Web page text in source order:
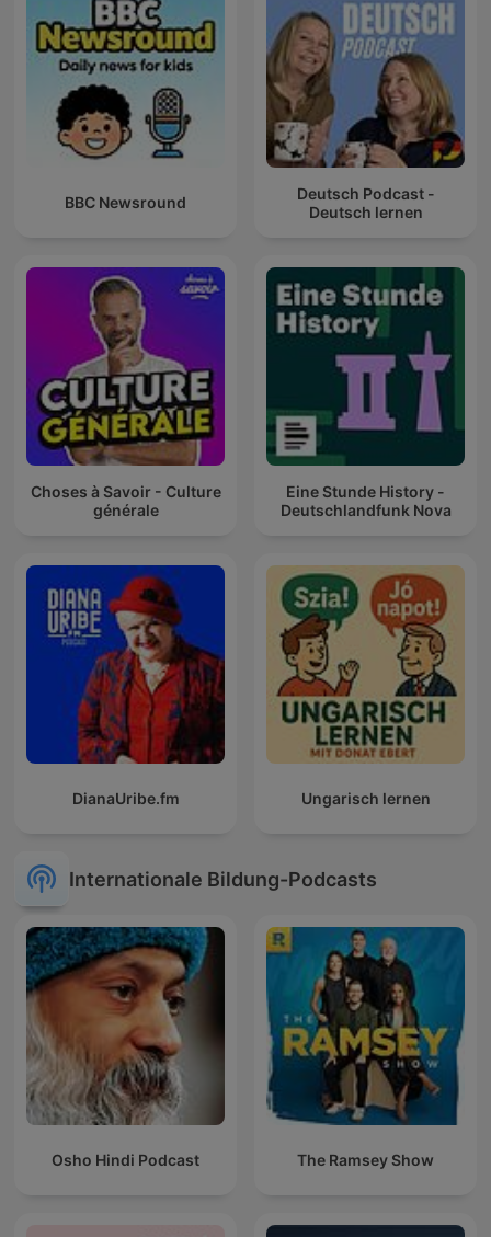
BBC Newsround
Deutsch Podcast -
Deutsch lernen
Choses à Savoir - Culture
générale
Eine Stunde History -
Deutschlandfunk Nova
DianaUribe.fm Ungarisch lernen
Internationale Bildung-Podcasts
Osho Hindi Podcast The Ramsey Show